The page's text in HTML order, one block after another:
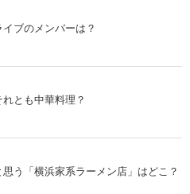
ブのメンバーは？
とも中華料理？
う「横浜家系ラーメン店」はどこ？